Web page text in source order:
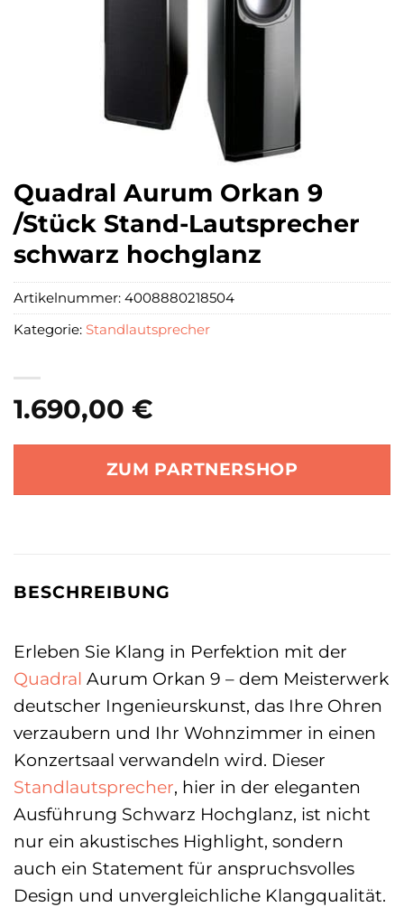
Quadral Aurum Orkan 9
/Stück Stand-Lautsprecher
schwarz hochglanz
1.690,00 €
ZUM PARTNERSHOP
Artikelnummer: 4008880218504
Kategorie: Standlautsprecher
BESCHREIBUNG
Erleben Sie Klang in Perfektion mit der
Quadral Aurum Orkan 9 – dem Meisterwerk
deutscher Ingenieurskunst, das Ihre Ohren
verzaubern und Ihr Wohnzimmer in einen
Konzertsaal verwandeln wird. Dieser
Standlautsprecher, hier in der eleganten
Ausführung Schwarz Hochglanz, ist nicht
nur ein akustisches Highlight, sondern
auch ein Statement für anspruchsvolles
Design und unvergleichliche Klangqualität.